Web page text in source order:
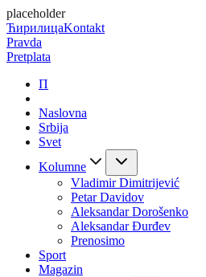
placeholder
ЋирилицаKontakt
Pravda
Pretplata
П
Naslovna
Srbija
Svet
Kolumne
Vladimir Dimitrijević
Petar Davidov
Aleksandar Dorošenko
Aleksandar Đurđev
Prenosimo
Sport
Magazin